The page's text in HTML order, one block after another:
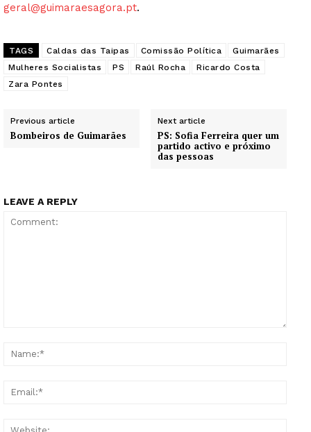
geral@guimaraesagora.pt.
TAGS Caldas das Taipas Comissão Política
Guimarães
Mulheres Socialistas
PS Raúl Rocha
Ricardo Costa
Zara Pontes
Previous article
Bombeiros de Guimarães
Next article
PS: Sofia Ferreira quer um
partido activo e próximo
das pessoas
LEAVE A REPLY